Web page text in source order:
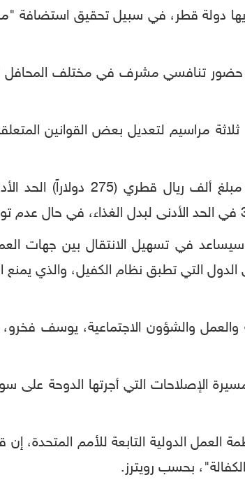
دولة قطر، في سبيل تحقيق استضافة
تنافسي مشرف في مختلف المحافل
مراسيم لتعديل بعض القوانين
وقالت وزارة التنمية القطرية إن
سيساعد في تسهيل الانتقال بين جهات
التي تطبق نظام الكفيل، والذي
والعمل والشؤون الاجتماعية، يوسف
الإصلاحات التي أجرتها الدوحة على
العمل الدولية التابعة للأمم
بحسب رويترز.